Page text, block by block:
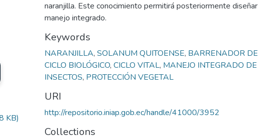
KB)
naranjilla. Este conocimiento permitirá posteriormente
manejo integrado.
Keywords
NARANJILLA, SOLANUM QUITOENSE, BARRENADOR
CICLO BIOLÓGICO, CICLO VITAL, MANEJO INTEGRADO
INSECTOS, PROTECCIÓN VEGETAL
URI
http://repositorio.iniap.gob.ec/handle/41000/3952
Collections